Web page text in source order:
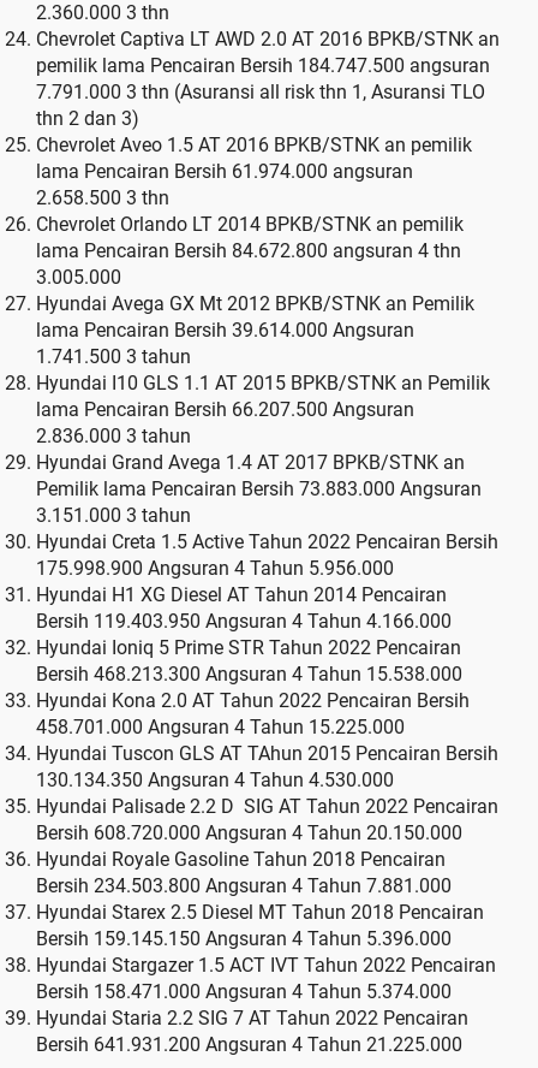
2.360.000 3 thn
Chevrolet Captiva LT AWD 2.0 AT 2016 BPKB/STNK an
pemilik lama Pencairan Bersih 184.747.500 angsuran
7.791.000 3 thn (Asuransi all risk thn 1, Asuransi TLO
thn 2 dan 3)
Chevrolet Aveo 1.5 AT 2016 BPKB/STNK an pemilik
lama Pencairan Bersih 61.974.000 angsuran
2.658.500 3 thn
Chevrolet Orlando LT 2014 BPKB/STNK an pemilik
lama Pencairan Bersih 84.672.800 angsuran 4 thn
3.005.000
Hyundai Avega GX Mt 2012 BPKB/STNK an Pemilik
lama Pencairan Bersih 39.614.000 Angsuran
1.741.500 3 tahun
Hyundai I10 GLS 1.1 AT 2015 BPKB/STNK an Pemilik
lama Pencairan Bersih 66.207.500 Angsuran
2.836.000 3 tahun
Hyundai Grand Avega 1.4 AT 2017 BPKB/STNK an
Pemilik lama Pencairan Bersih 73.883.000 Angsuran
3.151.000 3 tahun
Hyundai Creta 1.5 Active Tahun 2022 Pencairan Bersih
175.998.900 Angsuran 4 Tahun 5.956.000
Hyundai H1 XG Diesel AT Tahun 2014 Pencairan
Bersih 119.403.950 Angsuran 4 Tahun 4.166.000
Hyundai Ioniq 5 Prime STR Tahun 2022 Pencairan
Bersih 468.213.300 Angsuran 4 Tahun 15.538.000
Hyundai Kona 2.0 AT Tahun 2022 Pencairan Bersih
458.701.000 Angsuran 4 Tahun 15.225.000
Hyundai Tuscon GLS AT TAhun 2015 Pencairan Bersih
130.134.350 Angsuran 4 Tahun 4.530.000
Hyundai Palisade 2.2 D SIG AT Tahun 2022 Pencairan
Bersih 608.720.000 Angsuran 4 Tahun 20.150.000
Hyundai Royale Gasoline Tahun 2018 Pencairan
Bersih 234.503.800 Angsuran 4 Tahun 7.881.000
Hyundai Starex 2.5 Diesel MT Tahun 2018 Pencairan
Bersih 159.145.150 Angsuran 4 Tahun 5.396.000
Hyundai Stargazer 1.5 ACT IVT Tahun 2022 Pencairan
Bersih 158.471.000 Angsuran 4 Tahun 5.374.000
Hyundai Staria 2.2 SIG 7 AT Tahun 2022 Pencairan
Bersih 641.931.200 Angsuran 4 Tahun 21.225.000